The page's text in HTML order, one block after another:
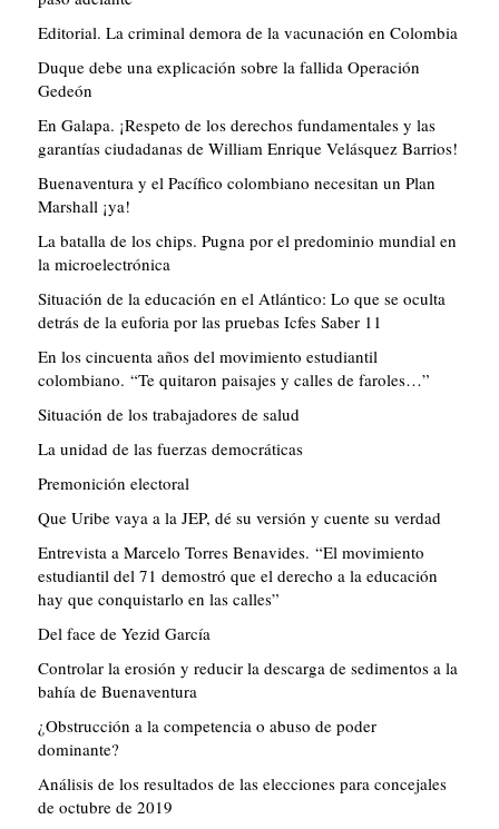
Editorial. La criminal demora de la vacunación en Colombia
Duque debe una explicación sobre la fallida Operación
Gedeón
En Galapa. ¡Respeto de los derechos fundamentales y las
garantías ciudadanas de William Enrique Velásquez Barrios!
Buenaventura y el Pacífico colombiano necesitan un Plan
Marshall ¡ya!
La batalla de los chips. Pugna por el predominio mundial en
la microelectrónica
Situación de la educación en el Atlántico: Lo que se oculta
detrás de la euforia por las pruebas Icfes Saber 11
En los cincuenta años del movimiento estudiantil
colombiano. “Te quitaron paisajes y calles de faroles…”
Situación de los trabajadores de salud
La unidad de las fuerzas democráticas
Premonición electoral
Que Uribe vaya a la JEP, dé su versión y cuente su verdad
Entrevista a Marcelo Torres Benavides. “El movimiento
estudiantil del 71 demostró que el derecho a la educación
hay que conquistarlo en las calles”
Del face de Yezid García
Controlar la erosión y reducir la descarga de sedimentos a la
bahía de Buenaventura
¿Obstrucción a la competencia o abuso de poder
dominante?
Análisis de los resultados de las elecciones para concejales
de octubre de 2019